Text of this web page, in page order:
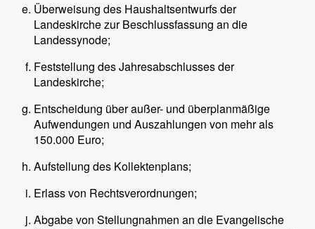
Überweisung des Haushaltsentwurfs der
Landeskirche zur Beschlussfassung an die
Landessynode;
Feststellung des Jahresabschlusses der
Landeskirche;
Entscheidung über außer- und überplanmäßige
Aufwendungen und Auszahlungen von mehr als
150.000 Euro;
Aufstellung des Kollektenplans;
Erlass von Rechtsverordnungen;
Abgabe von Stellungnahmen an die Evangelische